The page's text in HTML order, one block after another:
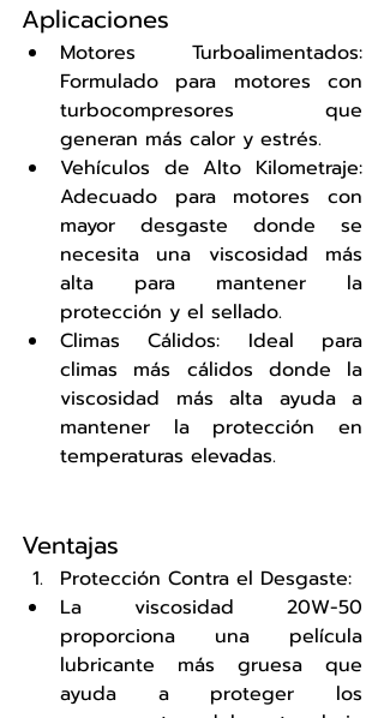
Aplicaciones
Motores Turboalimentados:
Formulado para motores con
turbocompresores que
generan más calor y estrés.
Vehículos de Alto Kilometraje:
Adecuado para motores con
mayor desgaste donde se
necesita una viscosidad más
alta para mantener la
protección y el sellado.
Climas Cálidos: Ideal para
climas más cálidos donde la
viscosidad más alta ayuda a
mantener la protección en
temperaturas elevadas.
Ventajas
Protección Contra el Desgaste:
La viscosidad 20W-50
proporciona una película
lubricante más gruesa que
ayuda a proteger los